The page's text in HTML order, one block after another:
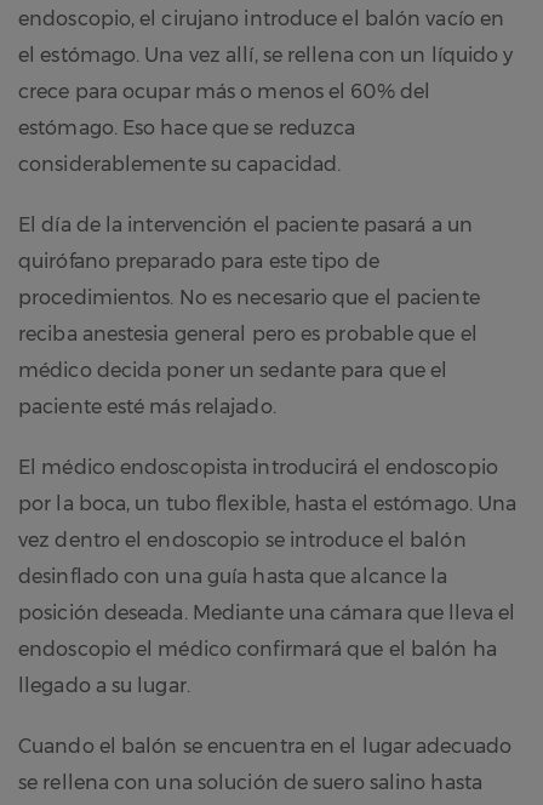
endoscopio, el cirujano introduce el balón vacío en
el estómago. Una vez allí, se rellena con un líquido y
crece para ocupar más o menos el 60% del
estómago. Eso hace que se reduzca
considerablemente su capacidad.
El día de la intervención el paciente pasará a un
quirófano preparado para este tipo de
procedimientos. No es necesario que el paciente
reciba anestesia general pero es probable que el
médico decida poner un sedante para que el
paciente esté más relajado.
El médico endoscopista introducirá el endoscopio
por la boca, un tubo flexible, hasta el estómago. Una
vez dentro el endoscopio se introduce el balón
desinflado con una guía hasta que alcance la
posición deseada. Mediante una cámara que lleva el
endoscopio el médico confirmará que el balón ha
llegado a su lugar.
Cuando el balón se encuentra en el lugar adecuado
se rellena con una solución de suero salino hasta